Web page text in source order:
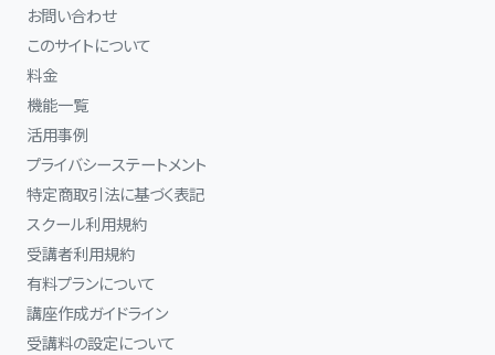
お問い合わせ
このサイトについて
料金
機能一覧
活用事例
プライバシーステートメント
特定商取引法に基づく表記
スクール利用規約
受講者利用規約
有料プランについて
講座作成ガイドライン
受講料の設定について